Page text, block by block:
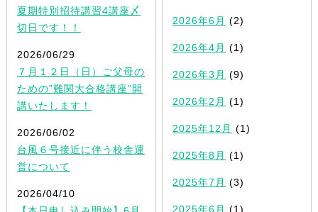
夏期特別招待講習4講座〆
切日です！！
2026/06/29
７月１２日（日）ご父母の
ための”難関大合格講座”開
講いたします！
2026/06/02
台風６号接近に伴う校舎運
営について
2026/04/10
2026年6月 (2)
2026年4月 (1)
2026年3月 (9)
2026年2月 (1)
2025年12月 (1)
2025年8月 (1)
2025年7月 (3)
2025年6月 (1)